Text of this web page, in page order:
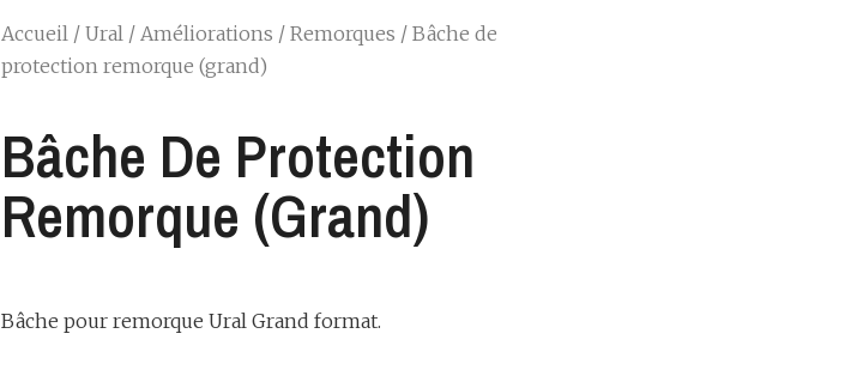
Accueil / Ural / Améliorations / Remorques / Bâche de
protection remorque (grand)
Bâche De Protection
Remorque (grand)
Bâche pour remorque Ural Grand format.